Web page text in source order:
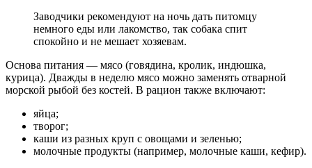
Заводчики рекомендуют на ночь дать питомцу
немного еды или лакомство, так собака спит
спокойно и не мешает хозяевам.
Основа питания — мясо (говядина, кролик, индюшка,
курица). Дважды в неделю мясо можно заменять отварной
морской рыбой без костей. В рацион также включают:
яйца;
творог;
каши из разных круп с овощами и зеленью;
молочные продукты (например, молочные каши, кефир).